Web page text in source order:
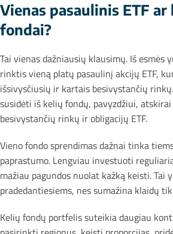
Vienas pasaulinis ETF
fondai?
Tai vienas dažniausių klausimų. Iš esmės
rinktis vieną platų pasaulinį akcijų ETF,
išsivysčiusių ir kartais besivystančių
susidėti iš kelių fondų, pavyzdžiui, atskirai
besivystančių rinkų ir obligacijų ETF.
Vieno fondo sprendimas dažnai tinka
paprastumo. Lengviau investuoti
mažiau pagundos nuolat kažką keisti. Tai
pradedantiesiems, nes sumažina klaidų
Kelių fondų portfelis suteikia daugiau